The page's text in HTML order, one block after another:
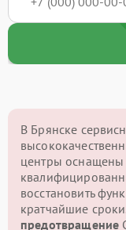
В Брянске
центры
восстановить
кратчайшие
предотвращение